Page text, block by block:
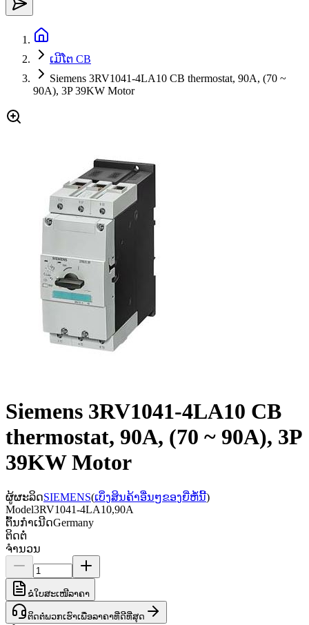
ເມີໂຕ CB
Siemens 3RV1041-4LA10 CB thermostat, 90A, (70 ~
90A), 3P 39KW Motor
Siemens 3RV1041-4LA10 CB
thermostat, 90A, (70 ~ 90A), 3P
39KW Motor
ຜູ້ຜະລິດSIEMENS(ເບິ່ງສິນຄ້າອື່ນໆຂອງຍີ່ຫໍ້ນີ້)
Model3RV1041-4LA10,90A
ຕົ້ນກຳເນີດGermany
ຕິດຕໍ່
ຈຳນວນ
ຂໍໃບສະເໜີລາຄາ
ຕິດຕໍ່ພວກເຮົາເພື່ອລາຄາທີ່ດີທີ່ສຸດ